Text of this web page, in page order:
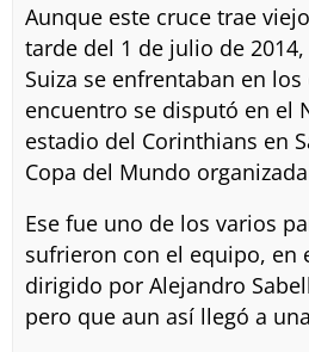
Aunque este cruce trae
tarde del 1 de julio de
Suiza se enfrentaban en
encuentro se disputó en el
estadio del Corinthians en
Copa del Mundo
Ese fue uno de los varios
sufrieron con el equipo, en
dirigido por Alejandro
pero que aun así llegó a